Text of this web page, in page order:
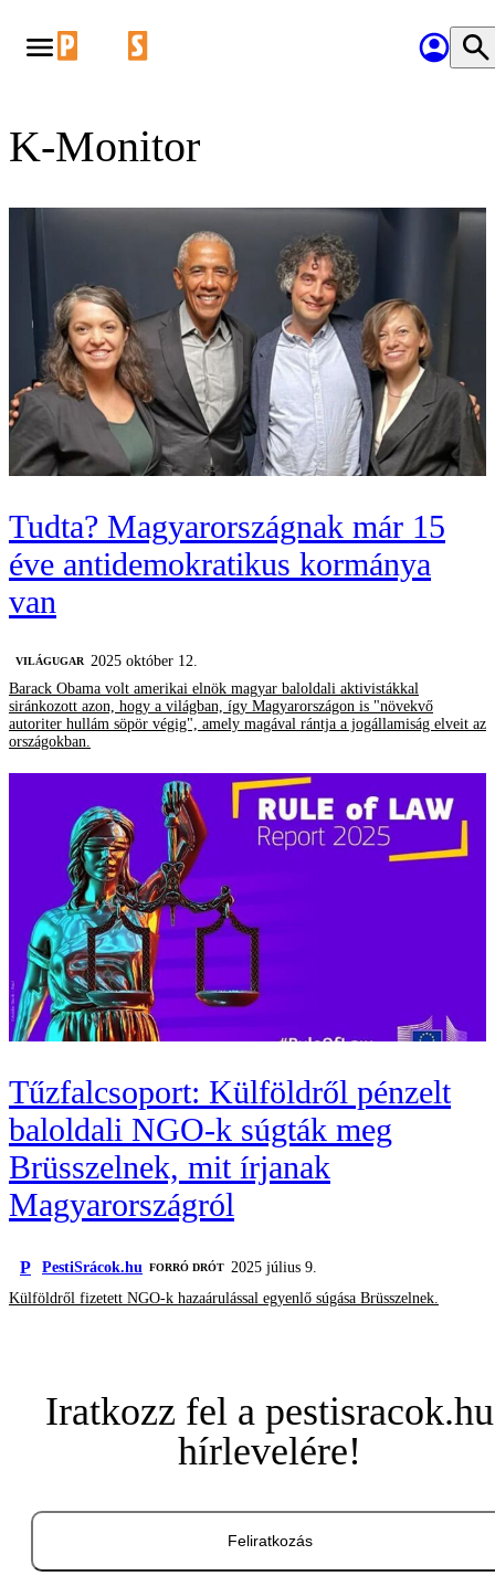
K-Monitor
Tudta? Magyarországnak már 15
éve antidemokratikus kormánya
van
VILÁGUGAR 2025 október 12.
Barack Obama volt amerikai elnök magyar baloldali aktivistákkal
siránkozott azon, hogy a világban, így Magyarországon is "növekvő
autoriter hullám söpör végig", amely magával rántja a jogállamiság elveit az
országokban.
Tűzfalcsoport: Külföldről pénzelt
baloldali NGO-k súgták meg
Brüsszelnek, mit írjanak
Magyarországról
P PestiSrácok.hu FORRÓ DRÓT 2025 július 9.
Külföldről fizetett NGO-k hazaárulással egyenlő súgása Brüsszelnek.
Iratkozz fel a pestisracok.hu
hírlevelére!
Feliratkozás